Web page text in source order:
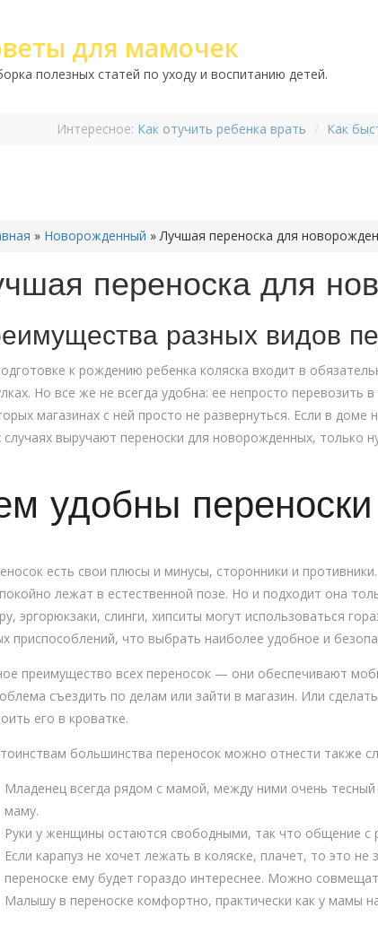
для мамочек
полезных статей по уходу и воспитанию детей.
Интересное: Как отучить ребенка врать Как
» Новорожденный »Лучшая переноска для
переноска для
разных видов
к рождению ребенка коляска входит в
Но все же не всегда удобна: ее непросто перевозить
магазинах с ней просто не развернуться. Если в
случаях выручают переноски для новорожденных, только
удобны переноски
есть свои плюсы и минусы, сторонники и
лежат в естественной позе. Но и подходит она
эргорюкзаки, слинги, хипситы могут использоваться
приспособлений, что выбрать наиболее удобное и
преимущество всех переносок — они обеспечивают
съездить по делам или зайти в магазин. Или
его в кроватке.
большинства переносок можно отнести также
Младенец всегда рядом с мамой, между ними очень
маму.
Руки у женщины остаются свободными, так что общение
Если карапуз не хочет лежать в коляске, плачет, то это
переноске ему будет гораздо интереснее. Можно
Малышу в переноске комфортно, практически как у мамы